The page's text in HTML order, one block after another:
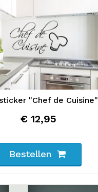
"Chef de Cuisine"
€ 12,95
Bestellen